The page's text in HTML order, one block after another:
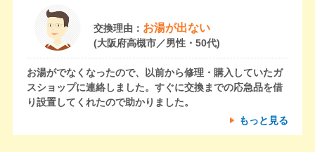
交換理由： お湯が出ない
(大阪府高槻市／男性・50代)
お湯がでなくなったので、以前から修理・購入していたガ
スショップに連絡しました。すぐに交換までの応急品を借
り設置してくれたので助かりました。
もっと見る